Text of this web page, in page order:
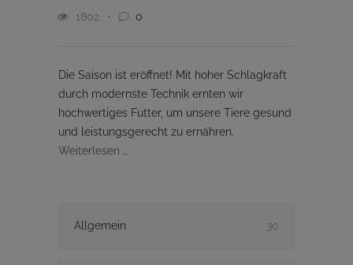
1802
0
Die Saison ist eröffnet! Mit hoher Schlagkraft
durch modernste Technik ernten wir
hochwertiges Futter, um unsere Tiere gesund
und leistungsgerecht zu ernähren.
Weiterlesen …
Allgemein 30